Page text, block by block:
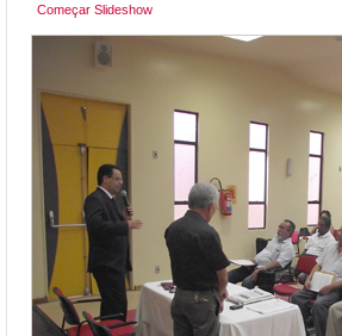
Começar Slideshow